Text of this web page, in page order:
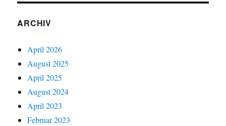
ARCHIV
April 2026
August 2025
April 2025
August 2024
April 2023
Februar 2023